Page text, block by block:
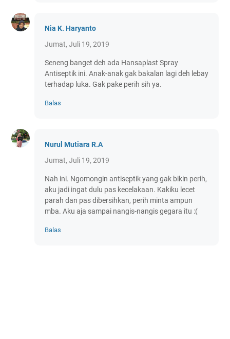
Nia K. Haryanto
Jumat, Juli 19, 2019
Seneng banget deh ada Hansaplast Spray
Antiseptik ini. Anak-anak gak bakalan lagi deh lebay
terhadap luka. Gak pake perih sih ya.
Balas
Nurul Mutiara R.A
Jumat, Juli 19, 2019
Nah ini. Ngomongin antiseptik yang gak bikin perih,
aku jadi ingat dulu pas kecelakaan. Kakiku lecet
parah dan pas dibersihkan, perih minta ampun
mba. Aku aja sampai nangis-nangis gegara itu :(
Balas